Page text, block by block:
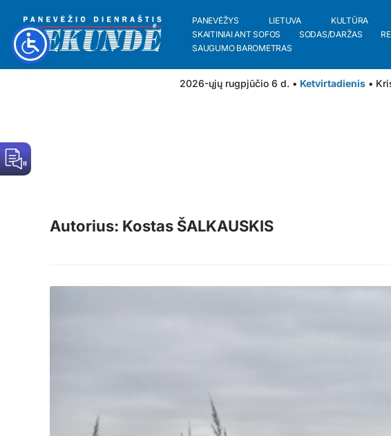
PANEVĖŽYS LIETUVA KULTŪRA
SKAITINIAI ANT SOFOS
SODAS/DARŽAS
SAUGUMO BAROMETRAS
2026-ųjų rugpjūčio 6 d. • Ketvirtadienis •
Autorius: Kostas ŠALKAUSKIS